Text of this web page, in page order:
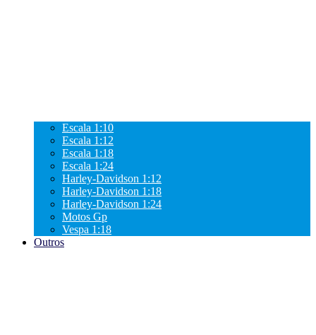
Escala 1:10
Escala 1:12
Escala 1:18
Escala 1:24
Harley-Davidson 1:12
Harley-Davidson 1:18
Harley-Davidson 1:24
Motos Gp
Vespa 1:18
Outros